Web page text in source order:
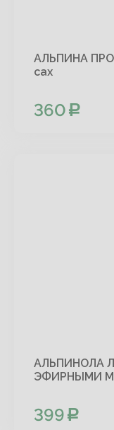
АЛЬПИНА
сах
360
АЛЬПИНОЛА
ЭФИРНЫМИ
399